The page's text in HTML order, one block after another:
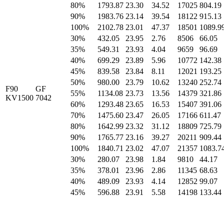
F90
KV1500
80%
1793.87 23.30 34.52 17025 804.19
90%
1983.76 23.14 39.54 18122 915.13
100%
2102.78 23.01 47.37 18501
GF
7042
30% 432.05 23.95 2.76 8506
66.05
35%
549.31 23.93 4.04 9659
96.69
40%
699.29 23.89 5.96 10772 142.38
45%
839.58 23.84 8.11 12021 193.25
50%
980.00 23.79 10.62 13240 252.74
55%
1134.08 23.73 13.56 14379 321.86
60%
1293.48 23.65 16.53 15407 391.06
70%
1475.60 23.47 26.05 17166 611.47
80%
1642.99 23.32 31.12 18809 725.79
90%
1765.77 23.16 39.27 20211 909.44
100%
1840.71 23.02 47.07 21357
30%
280.07 23.98 1.84 9810
44.17
35%
378.01 23.96 2.86 11345 68.63
40%
489.09 23.93 4.14 12852 99.07
45%
596.88 23.91 5.58 14198 133.44